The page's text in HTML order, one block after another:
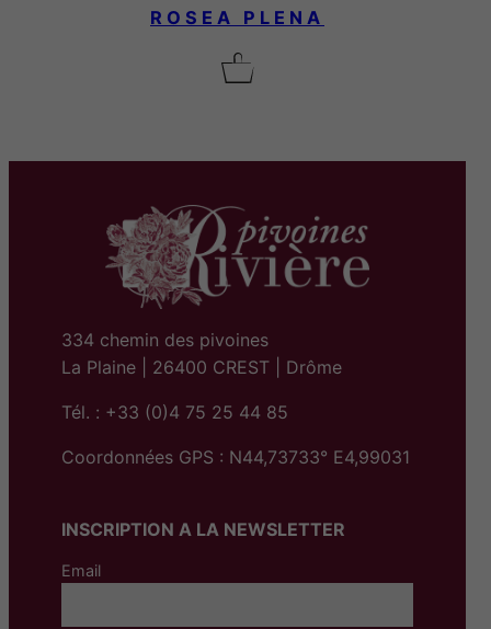
ROSEA PLENA
334 chemin des pivoines
La Plaine | 26400 CREST | Drôme
Tél. : +33 (0)4 75 25 44 85
Coordonnées GPS : N44,73733° E4,99031
INSCRIPTION A LA NEWSLETTER
Email